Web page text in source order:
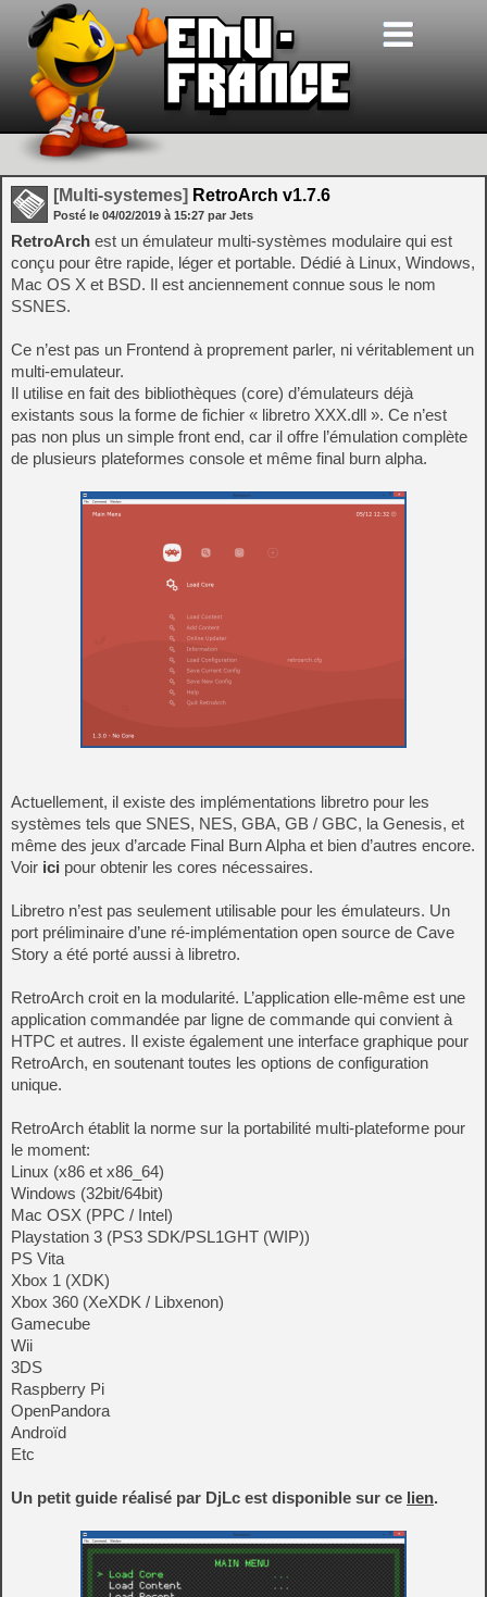
[Multi-systemes] RetroArch v1.7.6
Posté le 04/02/2019 à 15:27 par Jets
RetroArch est un émulateur multi-systèmes modulaire qui est
conçu pour être rapide, léger et portable. Dédié à Linux, Windows,
Mac OS X et BSD. Il est anciennement connue sous le nom
SSNES.
Ce n’est pas un Frontend à proprement parler, ni véritablement un
multi-emulateur.
Il utilise en fait des bibliothèques (core) d’émulateurs déjà
existants sous la forme de fichier « libretro XXX.dll ». Ce n’est
pas non plus un simple front end, car il offre l’émulation complète
de plusieurs plateformes console et même final burn alpha.
Actuellement, il existe des implémentations libretro pour les
systèmes tels que SNES, NES, GBA, GB / GBC, la Genesis, et
même des jeux d’arcade Final Burn Alpha et bien d’autres encore.
Voir ici pour obtenir les cores nécessaires.
Libretro n’est pas seulement utilisable pour les émulateurs. Un
port préliminaire d’une ré-implémentation open source de Cave
Story a été porté aussi à libretro.
RetroArch croit en la modularité. L’application elle-même est une
application commandée par ligne de commande qui convient à
HTPC et autres. Il existe également une interface graphique pour
RetroArch, en soutenant toutes les options de configuration
unique.
RetroArch établit la norme sur la portabilité multi-plateforme pour
le moment:
Linux (x86 et x86_64)
Windows (32bit/64bit)
Mac OSX (PPC / Intel)
Playstation 3 (PS3 SDK/PSL1GHT (WIP))
PS Vita
Xbox 1 (XDK)
Xbox 360 (XeXDK / Libxenon)
Gamecube
Wii
3DS
Raspberry Pi
OpenPandora
Androïd
Etc
Un petit guide réalisé par DjLc est disponible sur ce lien.